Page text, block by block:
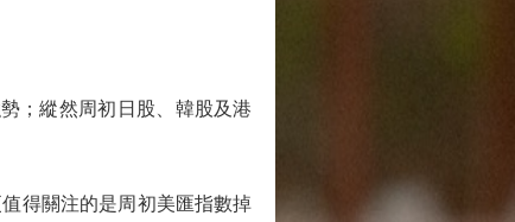
；縱然周初日股、韓股及港
得關注的是周初美匯指數掉